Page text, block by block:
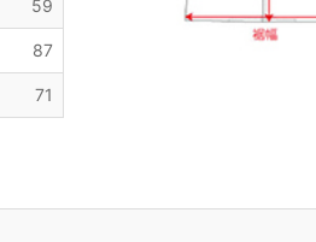
59
87
71